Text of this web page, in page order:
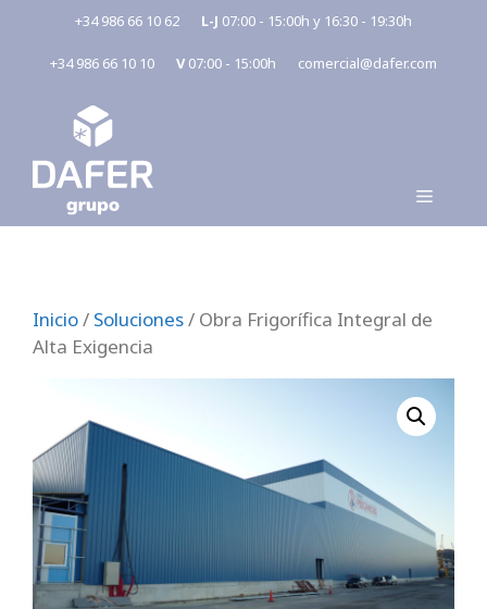
contenido
+34 986 66 10 62 L-J 07:00 - 15:00h y 16:30 - 19:30h
+34 986 66 10 10 V07:00 - 15:00h comercial@dafer.com
MENÚ
Inicio/ Soluciones/ Obra Frigorífica Integral de
Alta Exigencia